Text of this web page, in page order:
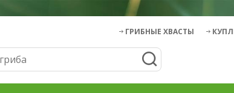
ГРИБНЫЕ ХВАСТЫ